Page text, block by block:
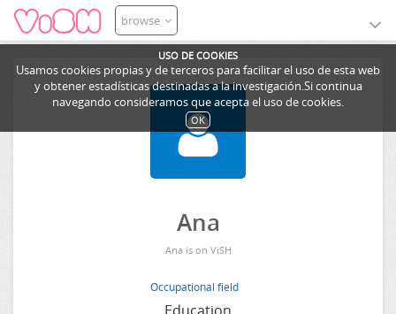
USO DE COOKIES
Usamos cookies propias y de terceros para facilitar el uso de esta web
y obtener estadísticas destinadas a la investigación.Si continua
navegando consideramos que acepta el uso de cookies.
OK
browse
Ana
Ana is on ViSH
Occupational field